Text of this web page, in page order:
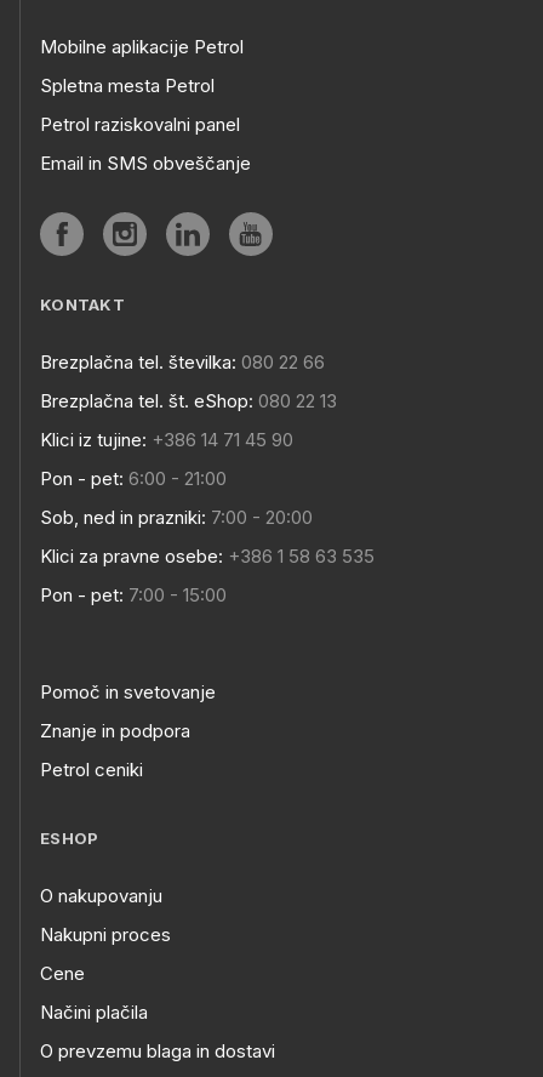
Mobilne aplikacije Petrol
Spletna mesta Petrol
Petrol raziskovalni panel
Email in SMS obveščanje
KONTAKT
Brezplačna tel. številka: 080 22 66
Brezplačna tel. št. eShop: 080 22 13
Klici iz tujine: +386 14 71 45 90
Pon - pet: 6:00 - 21:00
Sob, ned in prazniki: 7:00 - 20:00
Klici za pravne osebe: +386 1 58 63 535
Pon - pet: 7:00 - 15:00
Pomoč in svetovanje
Znanje in podpora
Petrol ceniki
ESHOP
O nakupovanju
Nakupni proces
Cene
Načini plačila
O prevzemu blaga in dostavi